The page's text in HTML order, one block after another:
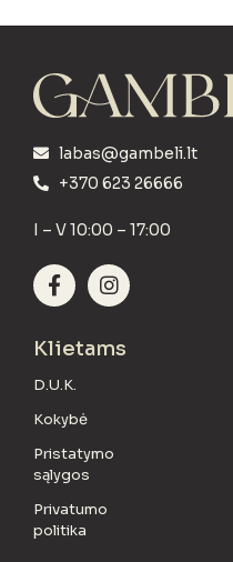
labas@gambeli.lt
+370 623 26666
I – V 10:00 – 17:00
Klietams
D.U.K.
Kokybė
Pristatymo
sąlygos
Privatumo
politika